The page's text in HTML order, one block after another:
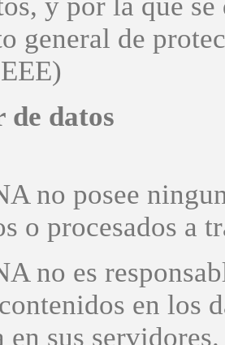
general de
de datos
no posee
o procesados a
no es
en los
en sus servidores.